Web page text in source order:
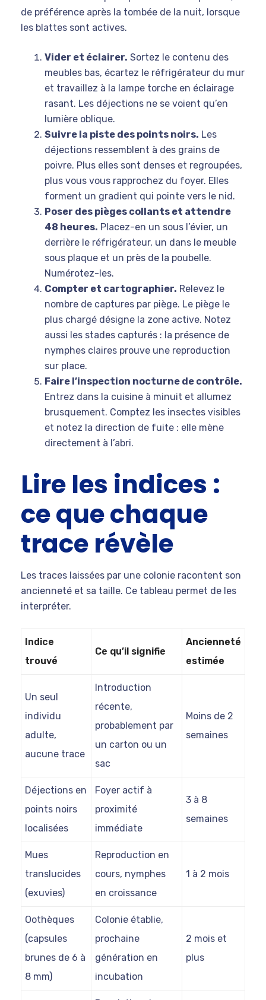
de préférence après la tombée de la nuit, lorsque
les blattes sont actives.
Vider et éclairer. Sortez le contenu des
meubles bas, écartez le réfrigérateur du mur
et travaillez à la lampe torche en éclairage
rasant. Les déjections ne se voient qu’en
lumière oblique.
Suivre la piste des points noirs. Les
déjections ressemblent à des grains de
poivre. Plus elles sont denses et regroupées,
plus vous vous rapprochez du foyer. Elles
forment un gradient qui pointe vers le nid.
Poser des pièges collants et attendre
48 heures. Placez-en un sous l’évier, un
derrière le réfrigérateur, un dans le meuble
sous plaque et un près de la poubelle.
Numérotez-les.
Compter et cartographier. Relevez le
nombre de captures par piège. Le piège le
plus chargé désigne la zone active. Notez
aussi les stades capturés : la présence de
nymphes claires prouve une reproduction
sur place.
Faire l’inspection nocturne de contrôle.
Entrez dans la cuisine à minuit et allumez
brusquement. Comptez les insectes visibles
et notez la direction de fuite : elle mène
directement à l’abri.
Lire les indices :
ce que chaque
trace révèle
Les traces laissées par une colonie racontent son
ancienneté et sa taille. Ce tableau permet de les
interpréter.
Indice
trouvé
Ce qu’il signifie
Ancienneté
estimée
Un seul
individu
adulte,
aucune trace
Introduction
récente,
probablement par
un carton ou un
sac
Moins de 2
semaines
Déjections en
points noirs
localisées
Foyer actif à
proximité
immédiate
3 à 8
semaines
Mues
translucides
(exuvies)
Reproduction en
cours, nymphes
en croissance
1 à 2 mois
Oothèques
(capsules
brunes de 6 à
8 mm)
Colonie établie,
prochaine
génération en
incubation
2 mois et
plus